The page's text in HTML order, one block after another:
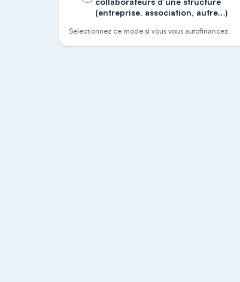
(entreprise, association, autre…)
Sélectionnez ce mode si vous vous autofinancez.